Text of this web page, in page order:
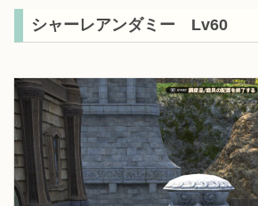
シャーレアンダミー Lv60